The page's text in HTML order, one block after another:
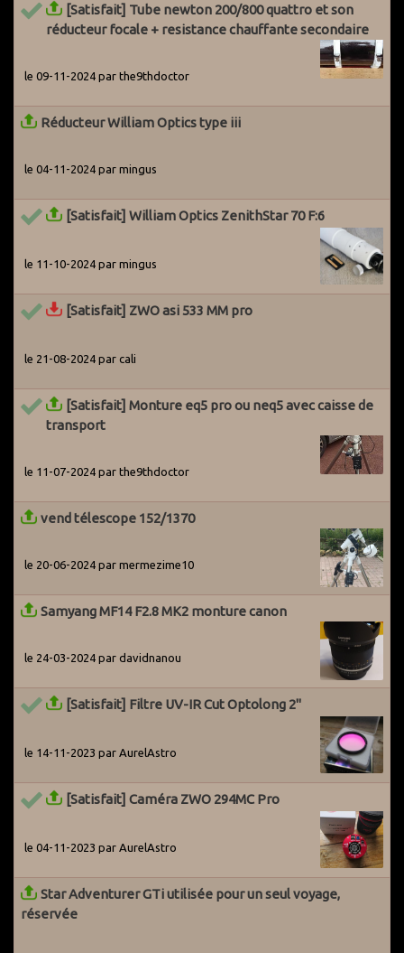
[Satisfait] Tube newton 200/800 quattro et son
réducteur focale + resistance chauffante secondaire
le 09-11-2024 par the9thdoctor
Réducteur William Optics type iii
le 04-11-2024 par mingus
[Satisfait] William Optics ZenithStar 70 F:6
le 11-10-2024 par mingus
[Satisfait] ZWO asi 533 MM pro
le 21-08-2024 par cali
[Satisfait] Monture eq5 pro ou neq5 avec caisse de
transport
le 11-07-2024 par the9thdoctor
vend télescope 152/1370
le 20-06-2024 par mermezime10
Samyang MF14 F2.8 MK2 monture canon
le 24-03-2024 par davidnanou
[Satisfait] Filtre UV-IR Cut Optolong 2"
le 14-11-2023 par AurelAstro
[Satisfait] Caméra ZWO 294MC Pro
le 04-11-2023 par AurelAstro
Star Adventurer GTi utilisée pour un seul voyage,
réservée